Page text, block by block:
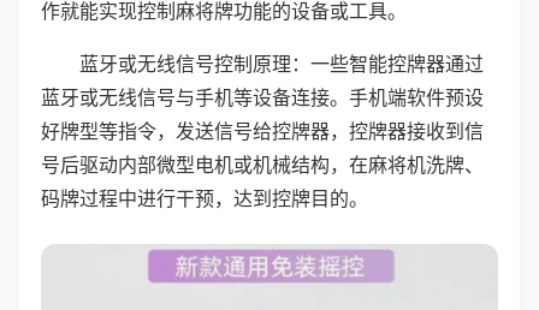
作就能实现控制麻将牌功能的设备或工具。
蓝牙或无线信号控制原理：一些智能控牌器通过
蓝牙或无线信号与手机等设备连接。手机端软件预设
好牌型等指令，发送信号给控牌器，控牌器接收到信
号后驱动内部微型电机或机械结构，在麻将机洗牌、
码牌过程中进行干预，达到控牌目的。